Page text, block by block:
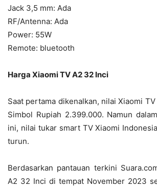
Jack 3,5 mm: Ada
RF/Antenna: Ada
Power: 55W
Remote: bluetooth
Harga Xiaomi TV A2 32 Inci
Saat pertama dikenalkan, nilai Xiaomi
Simbol Rupiah 2.399.000. Namun
ini, nilai tukar smart TV Xiaomi
turun.
Berdasarkan pantauan terkini
A2 32 Inci di tempat November 2023